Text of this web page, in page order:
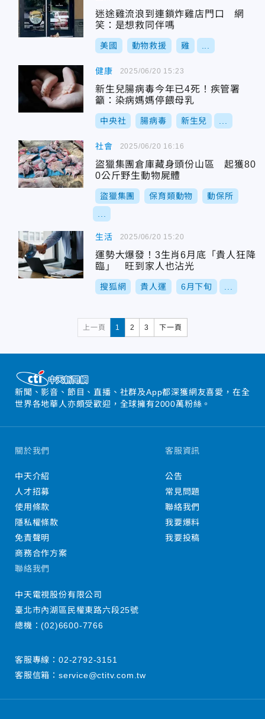
迷途雞流浪到連鎖炸雞店門口 網
笑：是想救同伴嗎
美國 動物救援 雞
健康
新生兒腸病毒今年已4死！疾管署
籲：染病媽媽停餵母乳
中央社 腸病毒 新生兒
2025/06/20 15:23
社會
盜獵集團倉庫藏身頭份山區 起獲80
0公斤野生動物屍體
盜獵集團 保育類動物 動保所
2025/06/20 16:16
生活
運勢大爆發！3生肖6月底「貴人狂降
臨」 旺到家人也沾光
搜狐網 貴人運 6月下旬
2025/06/20 15:20
上一頁 1 2 3 下一頁
新聞、影音、節目、直播、社群及App都深獲網友喜愛，在全
世界各地華人亦頗受歡迎，全球擁有2000萬粉絲。
關於我們
中天介紹
人才招募
使用條款
隱私權條款
免責聲明
商務合作方案
客服資訊
公告
常見問題
聯絡我們
我要爆料
我要投稿
聯絡我們
中天電視股份有限公司
臺北市內湖區民權東路六段25號
總機：(02)6600-7766
客服專線： 02-2792-3151
客服信箱： service@ctitv.com.tw